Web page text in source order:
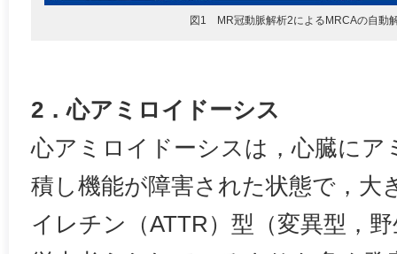
図1 MR冠動脈解析2によるMRCAの自動
2．心アミロイドーシス
心アミロイドーシスは，心臓にア
積し機能が障害された状態で，大
イレチン（ATTR）型（変異型，